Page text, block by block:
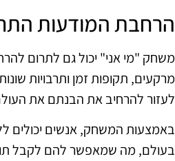
הרחבת המודעות
משחק "מי אני" יכול גם לתרום
מרקעים, תקופות זמן ותרבויות
לעזור להרחיב את הבנתם את העולם
באמצעות המשחק, אנשים יכולים
בעולם, מה שמאפשר להם לקבל